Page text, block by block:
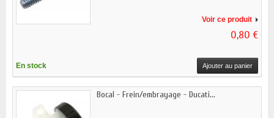
Voir ce produit
0,80 €
En stock Ajouter au panier
Bocal - Frein/embrayage - Ducati...